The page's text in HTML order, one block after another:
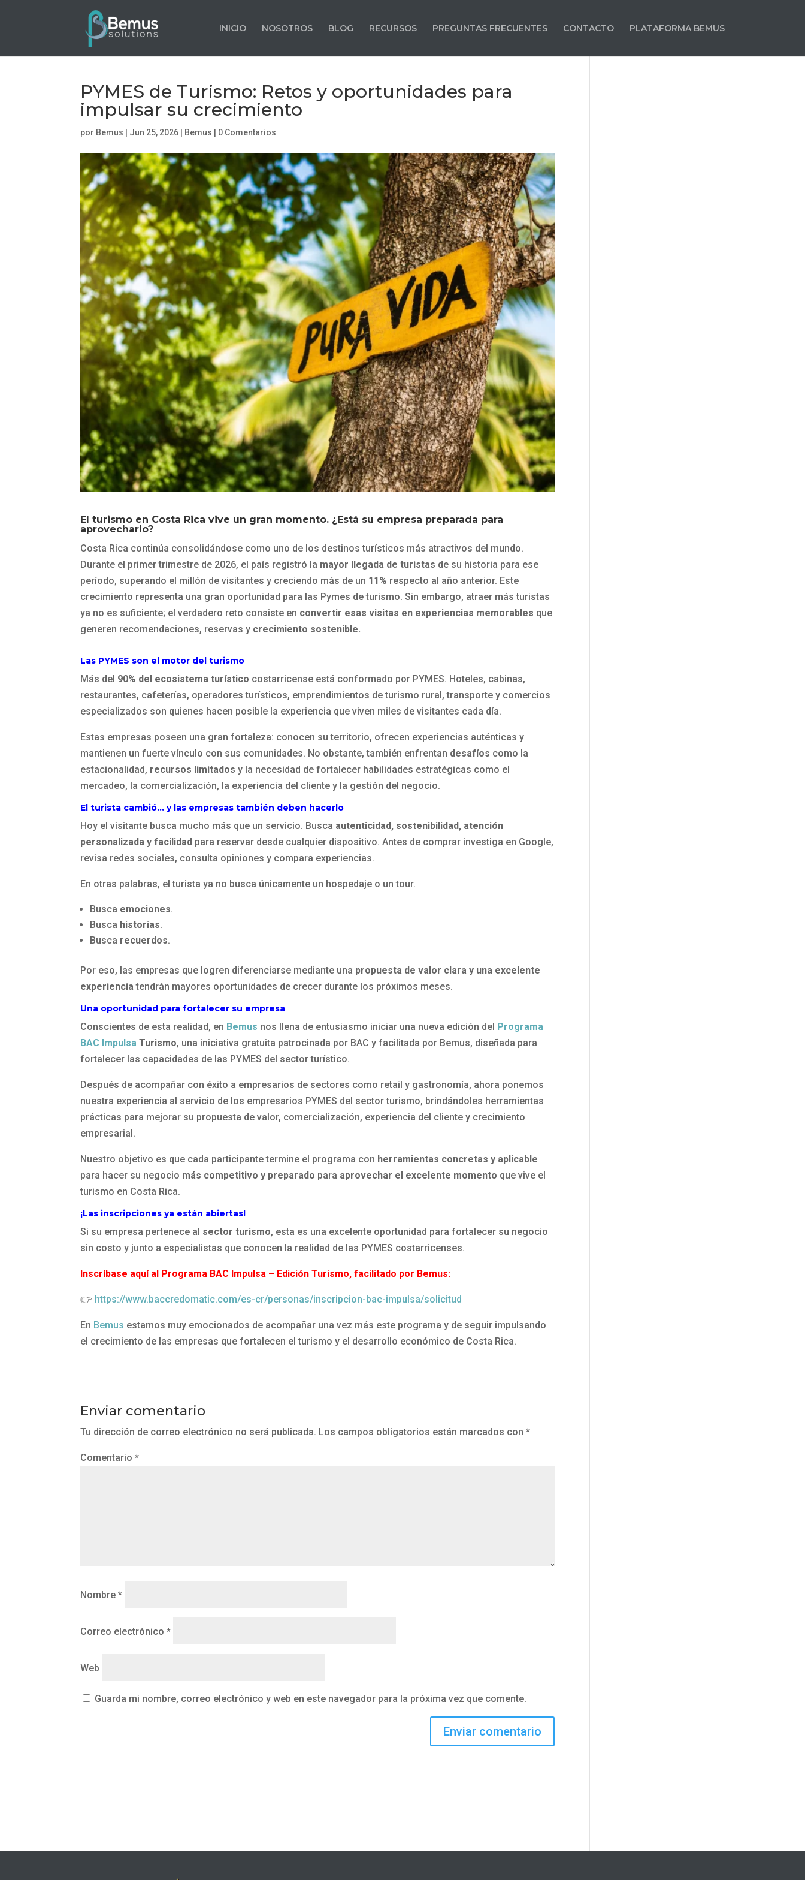
INICIO NOSOTROS BLOG RECURSOS PREGUNTAS FRECUENTES CONTACTO PLATAFORMA BEMUS
PYMES de Turismo: Retos y oportunidades para
impulsar su crecimiento
por Bemus Jun 25, 2026 Bemus 0 Comentarios
El turismo en Costa Rica vive un gran momento. ¿Está su empresa preparada para
aprovecharlo?
Costa Rica continúa consolidándose como uno de los destinos turísticos más atractivos del mundo.
Durante el primer trimestre de 2026, el país registró la mayor llegada de turistas de su historia para ese
período, superando el millón de visitantes y creciendo más de un 11% respecto al año anterior. Este
crecimiento representa una gran oportunidad para las Pymes de turismo. Sin embargo, atraer más turistas
ya no es suficiente; el verdadero reto consiste en convertir esas visitas en experiencias memorables que
generen recomendaciones, reservas y crecimiento sostenible.
Las PYMES son el motor del turismo
Más del 90% del ecosistema turístico costarricense está conformado por PYMES. Hoteles, cabinas,
restaurantes, cafeterías, operadores turísticos, emprendimientos de turismo rural, transporte y comercios
especializados son quienes hacen posible la experiencia que viven miles de visitantes cada día.
Estas empresas poseen una gran fortaleza: conocen su territorio, ofrecen experiencias auténticas y
mantienen un fuerte vínculo con sus comunidades. No obstante, también enfrentan desafíos como la
estacionalidad, recursos limitados y la necesidad de fortalecer habilidades estratégicas como el
mercadeo, la comercialización, la experiencia del cliente y la gestión del negocio.
El turista cambió… y las empresas también deben hacerlo
Hoy el visitante busca mucho más que un servicio. Busca autenticidad, sostenibilidad, atención
personalizada y facilidad para reservar desde cualquier dispositivo. Antes de comprar investiga en Google,
revisa redes sociales, consulta opiniones y compara experiencias.
En otras palabras, el turista ya no busca únicamente un hospedaje o un tour.
Busca emociones.
Busca historias.
Busca recuerdos.
Por eso, las empresas que logren diferenciarse mediante una propuesta de valor clara y una excelente
experienciatendrán mayores oportunidades de crecer durante los próximos meses.
Una oportunidad para fortalecer su empresa
Conscientes de esta realidad, en Bemus nos llena de entusiasmo iniciar una nueva edición del Programa
BAC Impulsa Turismo, una iniciativa gratuita patrocinada por BAC y facilitada por Bemus, diseñada para
fortalecer las capacidades de las PYMES del sector turístico.
Después de acompañar con éxito a empresarios de sectores como retail y gastronomía, ahora ponemos
nuestra experiencia al servicio de los empresarios PYMES del sector turismo, brindándoles herramientas
prácticas para mejorar su propuesta de valor, comercialización, experiencia del cliente y crecimiento
empresarial.
Nuestro objetivo es que cada participante termine el programa con herramientas concretas y aplicable
para hacer su negocio más competitivo y preparado para aprovechar el excelente momento que vive el
turismo en Costa Rica.
¡Las inscripciones ya están abiertas!
Si su empresa pertenece al sector turismo, esta es una excelente oportunidad para fortalecer su negocio
sin costo y junto a especialistas que conocen la realidad de las PYMES costarricenses.
Inscríbase aquí al Programa BAC Impulsa – Edición Turismo, facilitado por Bemus:
👉 https://www.baccredomatic.com/es-cr/personas/inscripcion-bac-impulsa/solicitud
En Bemus estamos muy emocionados de acompañar una vez más este programa y de seguir impulsando
el crecimiento de las empresas que fortalecen el turismo y el desarrollo económico de Costa Rica.
Enviar comentario
Tu dirección de correo electrónico no será publicada. Los campos obligatorios están marcados con*
Comentario*
Nombre*
Correo electrónico*
Web
Guarda mi nombre, correo electrónico y web en este navegador para la próxima vez que comente.